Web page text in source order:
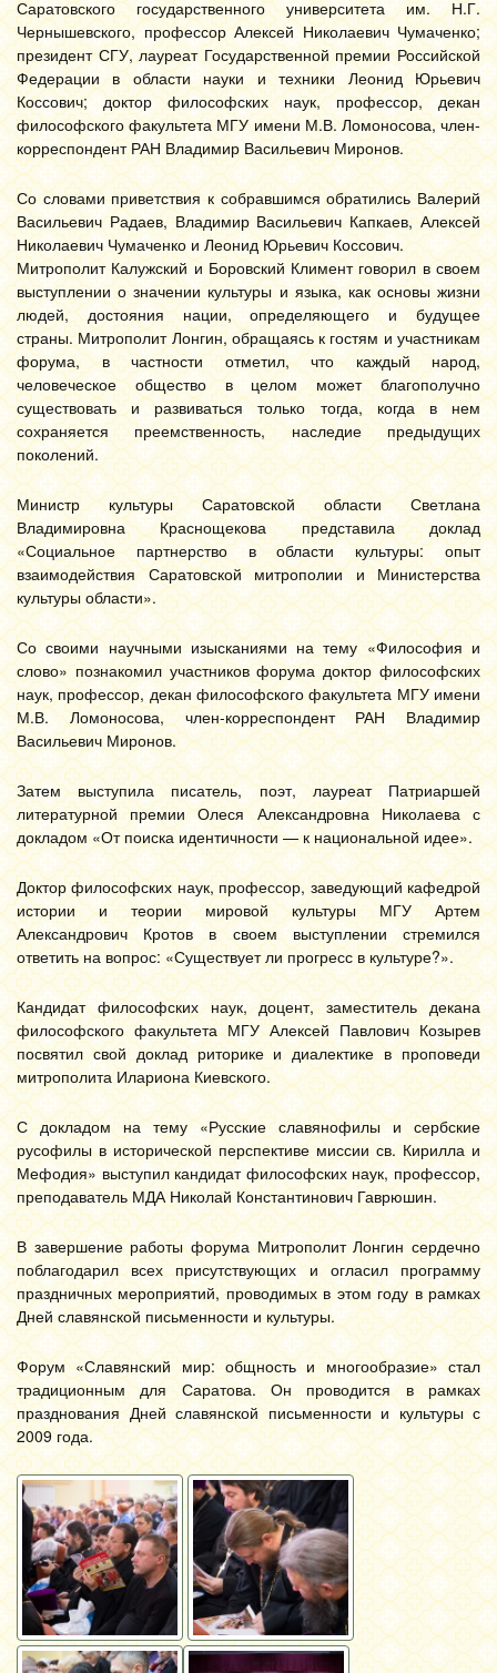
Саратовского государственного университета им. Н.Г.
Чернышевского, профессор Алексей Николаевич Чумаченко;
президент СГУ, лауреат Государственной премии Российской
Федерации в области науки и техники Леонид Юрьевич
Коссович; доктор философских наук, профессор, декан
философского факультета МГУ имени М.В. Ломоносова, член-
корреспондент РАН Владимир Васильевич Миронов.
Со словами приветствия к собравшимся обратились Валерий
Васильевич Радаев, Владимир Васильевич Капкаев, Алексей
Николаевич Чумаченко и Леонид Юрьевич Коссович.
Митрополит Калужский и Боровский Климент говорил в своем
выступлении о значении культуры и языка, как основы жизни
людей, достояния нации, определяющего и будущее
страны. Митрополит Лонгин, обращаясь к гостям и участникам
форума, в частности отметил, что каждый народ,
человеческое общество в целом может благополучно
существовать и развиваться только тогда, когда в нем
сохраняется преемственность, наследие предыдущих
поколений.
Министр культуры Саратовской области Светлана
Владимировна Краснощекова представила доклад
«Социальное партнерство в области культуры: опыт
взаимодействия Саратовской митрополии и Министерства
культуры области».
Со своими научными изысканиями на тему «Философия и
слово» познакомил участников форума доктор философских
наук, профессор, декан философского факультета МГУ имени
М.В. Ломоносова, член-корреспондент РАН Владимир
Васильевич Миронов.
Затем выступила писатель, поэт, лауреат Патриаршей
литературной премии Олеся Александровна Николаева с
докладом «От поиска идентичности — к национальной идее».
Доктор философских наук, профессор, заведующий кафедрой
истории и теории мировой культуры МГУ Артем
Александрович Кротов в своем выступлении стремился
ответить на вопрос: «Существует ли прогресс в культуре?».
Кандидат философских наук, доцент, заместитель декана
философского факультета МГУ Алексей Павлович Козырев
посвятил свой доклад риторике и диалектике в проповеди
митрополита Илариона Киевского.
С докладом на тему «Русские славянофилы и сербские
русофилы в исторической перспективе миссии св. Кирилла и
Мефодия» выступил кандидат философских наук, профессор,
преподаватель МДА Николай Константинович Гаврюшин.
В завершение работы форума Митрополит Лонгин сердечно
поблагодарил всех присутствующих и огласил программу
праздничных мероприятий, проводимых в этом году в рамках
Дней славянской письменности и культуры.
Форум «Славянский мир: общность и многообразие» стал
традиционным для Саратова. Он проводится в рамках
празднования Дней славянской письменности и культуры с
2009 года.